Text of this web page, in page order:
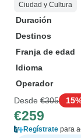
Ciudad y Cultura
Duración
Destinos
Franja de edad
Idioma
Operador
Desde €305
€259
Regístrate para